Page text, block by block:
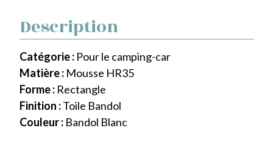
Description
Catégorie : Pour le camping-car
Matière : Mousse HR35
Forme : Rectangle
Finition :Toile Bandol
Couleur : Bandol Blanc